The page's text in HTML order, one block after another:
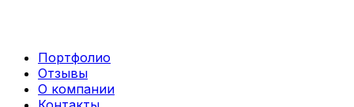
Портфолио
Отзывы
О компании